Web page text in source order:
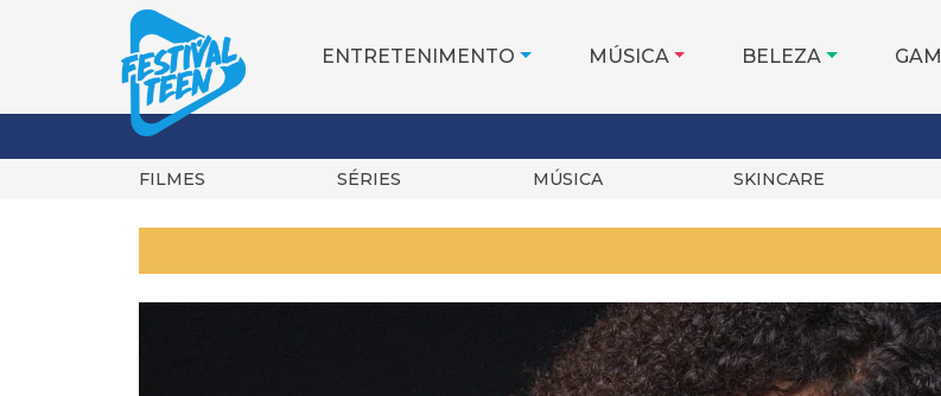
ENTRETENIMENTO MÚSICA BELEZA
FILMES SÉRIES MÚSICA SKINCARE